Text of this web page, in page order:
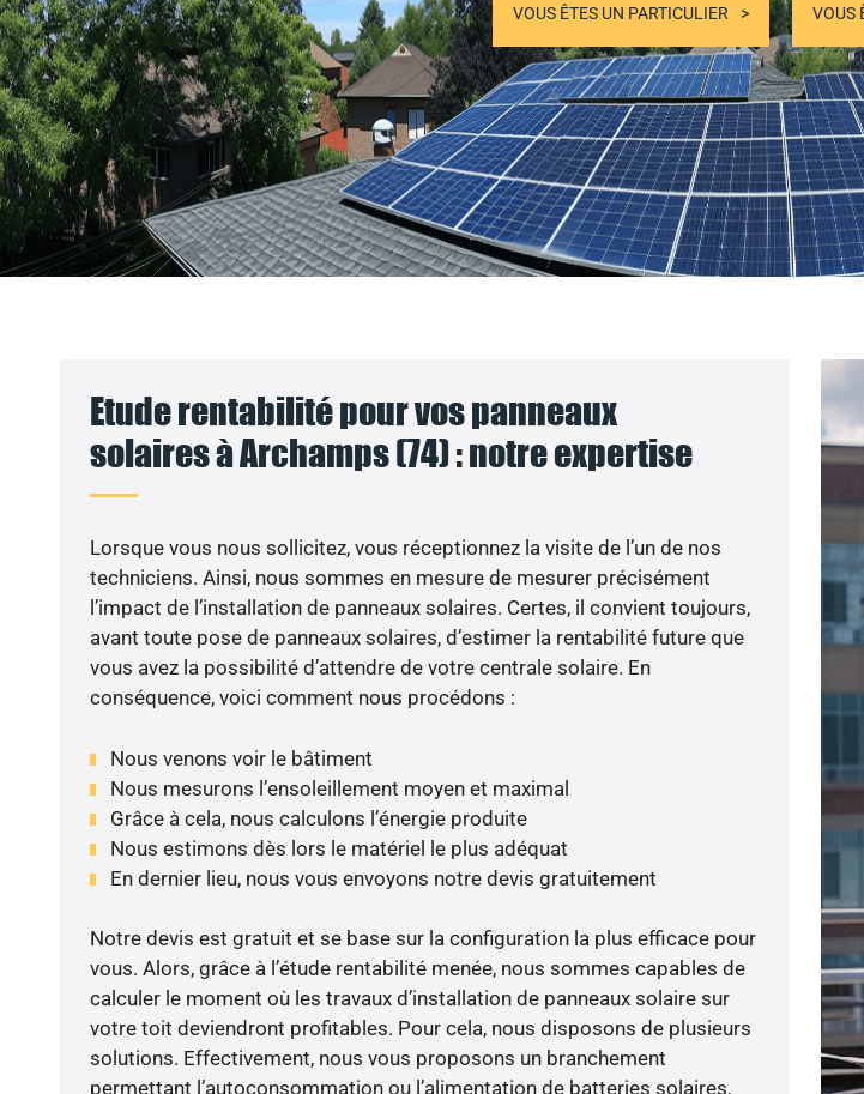
VOUS ÊTES UN PARTICULIER VOUS
Etude rentabilité pour vos panneaux
solaires à Archamps (74) : notre expertise
Lorsque vous nous sollicitez, vous réceptionnez la visite de l’un de nos
techniciens. Ainsi, nous sommes en mesure de mesurer précisément
l’impact de l’installation de panneaux solaires. Certes, il convient toujours,
avant toute pose de panneaux solaires, d’estimer la rentabilité future que
vous avez la possibilité d’attendre de votre centrale solaire. En
conséquence, voici comment nous procédons :
Nous venons voir le bâtiment
Nous mesurons l’ensoleillement moyen et maximal
Grâce à cela, nous calculons l’énergie produite
Nous estimons dès lors le matériel le plus adéquat
En dernier lieu, nous vous envoyons notre devis gratuitement
Notre devis est gratuit et se base sur la configuration la plus efficace pour
vous. Alors, grâce à l’étude rentabilité menée, nous sommes capables de
calculer le moment où les travaux d’installation de panneaux solaire sur
votre toit deviendront profitables. Pour cela, nous disposons de plusieurs
solutions. Effectivement, nous vous proposons un branchement
permettant l’autoconsommation ou l’alimentation de batteries solaires,